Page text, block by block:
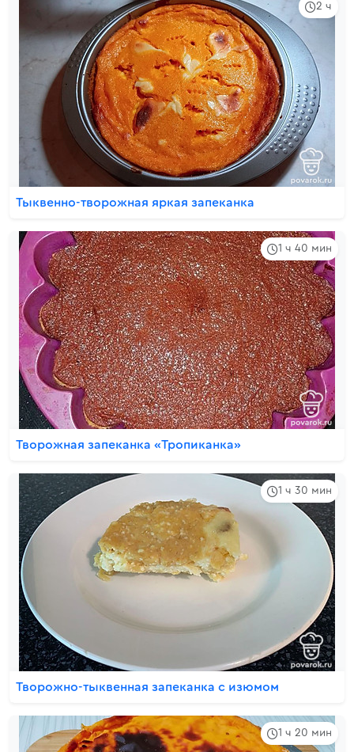
2 ч
Тыквенно-творожная яркая запеканка
1 ч 40 мин
Творожная запеканка «Тропиканка»
1 ч 30 мин
Творожно-тыквенная запеканка с изюмом
1 ч 20 мин